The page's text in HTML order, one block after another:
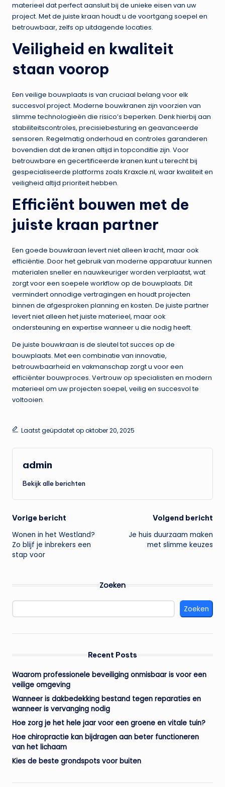
materieel dat perfect aansluit bij de unieke eisen van uw
project. Met de juiste kraan houdt u de voortgang soepel en
betrouwbaar, zelfs op uitdagende locaties.
Veiligheid en kwaliteit
staan voorop
Een veilige bouwplaats is van cruciaal belang voor elk
succesvol project. Moderne bouwkranen zijn voorzien van
slimme technologieën die risico’s beperken. Denk hierbij aan
stabiliteitscontroles, precisiebesturing en geavanceerde
sensoren. Regelmatig onderhoud en controles garanderen
bovendien dat de kranen altijd in topconditie zijn. Voor
betrouwbare en gecertificeerde kranen kunt u terecht bij
gespecialiseerde platforms zoals Kraxcle.nl, waar kwaliteit en
veiligheid altijd prioriteit hebben.
Efficiënt bouwen met de
juiste kraan partner
Een goede bouwkraan levert niet alleen kracht, maar ook
efficiëntie. Door het gebruik van moderne apparatuur kunnen
materialen sneller en nauwkeuriger worden verplaatst, wat
zorgt voor een soepele workflow op de bouwplaats. Dit
vermindert onnodige vertragingen en houdt projecten
binnen de afgesproken planning en kosten. De juiste partner
levert niet alleen het juiste materieel, maar ook
ondersteuning en expertise wanneer u die nodig heeft.
De juiste bouwkraan is de sleutel tot succes op de
bouwplaats. Met een combinatie van innovatie,
betrouwbaarheid en vakmanschap zorgt u voor een
efficiënter bouwproces. Vertrouw op specialisten en modern
materieel om uw projecten soepel, veilig en succesvol te
voltooien.
Laatst geüpdatet op oktober 20, 2025
admin
Bekijk alle berichten
Bericht
navigatie
Vorige bericht
Wonen in het Westland?
Zo blijf je inbrekers een
stap voor
Volgend bericht
Je huis duurzaam maken
met slimme keuzes
Zoeken
Zoeken
Recent Posts
Waarom professionele beveiliging onmisbaar is voor een
veilige omgeving
Wanneer is dakbedekking bestand tegen reparaties en
wanneer is vervanging nodig
Hoe zorg je het hele jaar voor een groene en vitale tuin?
Hoe chiropractie kan bijdragen aan beter functioneren
van het lichaam
Kies de beste grondspots voor buiten